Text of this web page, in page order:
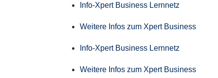
Info-Xpert Business Lernnetz
Weitere Infos zum Xpert Business
Info-Xpert Business Lernnetz
Weitere Infos zum Xpert Business